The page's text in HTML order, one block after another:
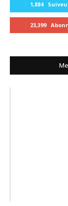
1,884
23,399